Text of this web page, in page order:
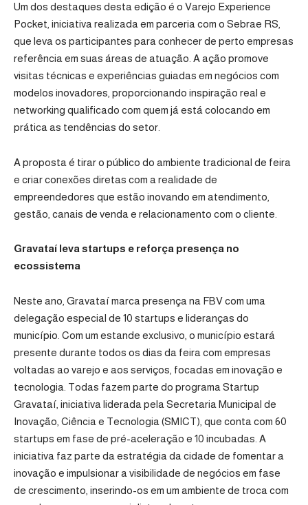
Um dos destaques desta edição é o Varejo Experience
Pocket, iniciativa realizada em parceria com o Sebrae RS,
que leva os participantes para conhecer de perto empresas
referência em suas áreas de atuação. A ação promove
visitas técnicas e experiências guiadas em negócios com
modelos inovadores, proporcionando inspiração real e
networking qualificado com quem já está colocando em
prática as tendências do setor.
A proposta é tirar o público do ambiente tradicional de feira
e criar conexões diretas com a realidade de
empreendedores que estão inovando em atendimento,
gestão, canais de venda e relacionamento com o cliente.
Gravataí leva startups e reforça presença no
ecossistema
Neste ano, Gravataí marca presença na FBV com uma
delegação especial de 10 startups e lideranças do
município. Com um estande exclusivo, o município estará
presente durante todos os dias da feira com empresas
voltadas ao varejo e aos serviços, focadas em inovação e
tecnologia. Todas fazem parte do programa Startup
Gravataí, iniciativa liderada pela Secretaria Municipal de
Inovação, Ciência e Tecnologia (SMICT), que conta com 60
startups em fase de pré-aceleração e 10 incubadas. A
iniciativa faz parte da estratégia da cidade de fomentar a
inovação e impulsionar a visibilidade de negócios em fase
de crescimento, inserindo-os em um ambiente de troca com